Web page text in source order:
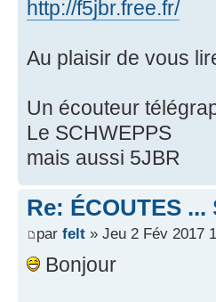
http://f5jbr.free.fr/
Au plaisir de vous
Un écouteur
Le SCHWEPPS
mais aussi 5JBR
Re: ÉCOUTES ...
par felt » Jeu 2 Fév 2017
Bonjour